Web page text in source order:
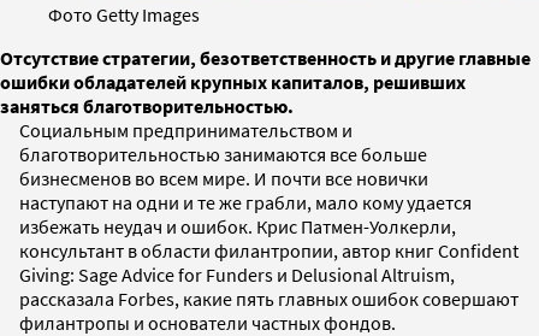
Фото Getty Images
Отсутствие стратегии, безответственность и другие главные
ошибки обладателей крупных капиталов, решивших
заняться благотворительностью.
Социальным предпринимательством и
благотворительностью занимаются все больше
бизнесменов во всем мире. И почти все новички
наступают на одни и те же грабли, мало кому удается
избежать неудач и ошибок. Крис Патмен-Уолкерли,
консультант в области филантропии, автор книг Confident
Giving: Sage Advice for Funders и Delusional Altruism,
рассказала Forbes, какие пять главных ошибок совершают
филантропы и основатели частных фондов.